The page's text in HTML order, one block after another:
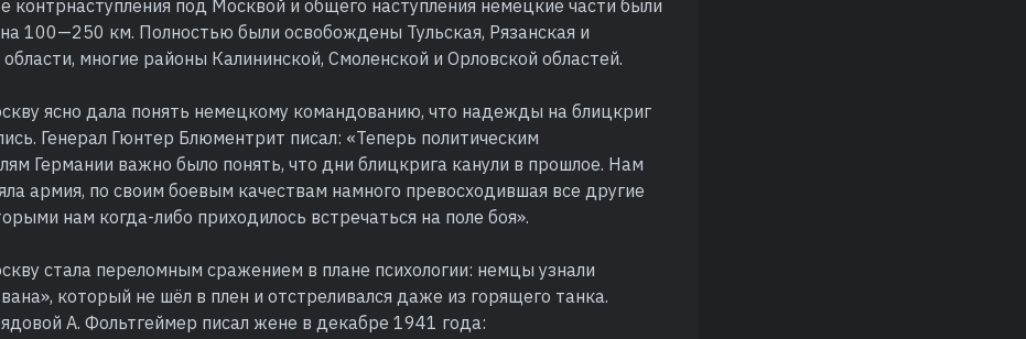
контрнаступления под Москвой и общего наступления немецкие части были
100—250 км. Полностью были освобождены Тульская, Рязанская и
многие районы Калининской, Смоленской и Орловской областей.
ясно дала понять немецкому командованию, что надежды на блицкриг
Генерал Гюнтер Блюментрит писал: «Теперь политическим
Германии важно было понять, что дни блицкрига канули в прошлое. Нам
армия, по своим боевым качествам намного превосходившая все другие
нам когда-либо приходилось встречаться на поле боя».
стала переломным сражением в плане психологии: немцы узнали
который не шёл в плен и отстреливался даже из горящего танка.
А. Фольтгеймер писал жене в декабре 1941 года: